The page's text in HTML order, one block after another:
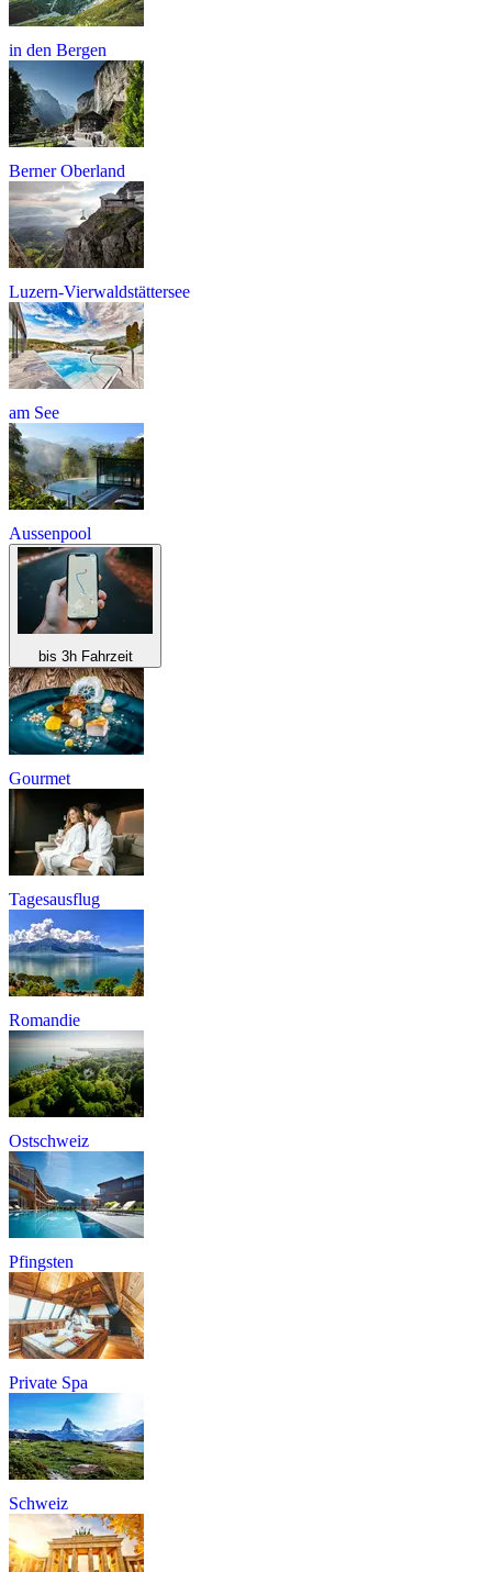
in den Bergen
Berner Oberland
Luzern-Vierwaldstättersee
am See
Aussenpool
bis 3h Fahrzeit
Gourmet
Tagesausflug
Romandie
Ostschweiz
Pfingsten
Private Spa
Schweiz